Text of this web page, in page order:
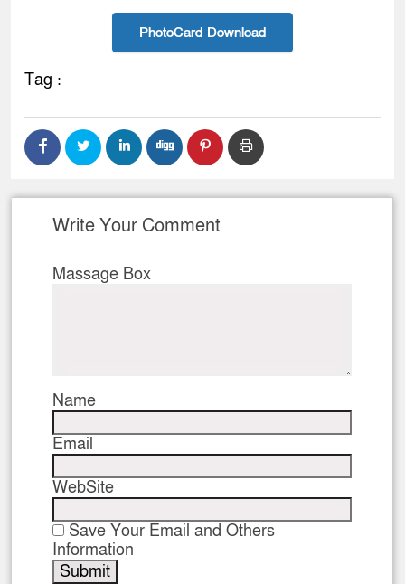
PhotoCard Download
Tag :
Write Your Comment
Massage Box
Name
Email
WebSite
Save Your Email and Others
Information